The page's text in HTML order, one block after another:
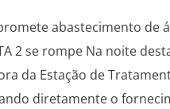
abastecimento de
2 se rompe Na noite
da Estação de
diretamente o